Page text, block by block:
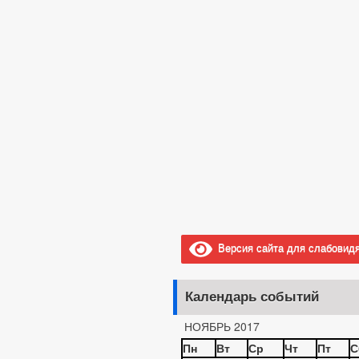
Версия сайта для
Календарь событий
НОЯБРЬ 2017
Пн
Вт Ср Чт Пт